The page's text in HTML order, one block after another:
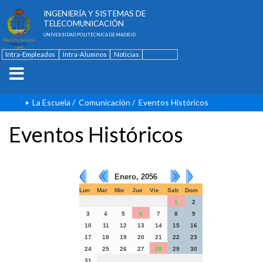
INGENIERÍA Y SISTEMAS DE
TELECOMUNICACIÓN
UNIVERSIDAD POLITÉCNICA DE MADRID
Intra-Empleados Intra-Alumnos
Noticias
La Escuela / Comunicación / Eventos Históricos
Eventos Históricos
Enero, 2056
Lun Mar Mie Jue Vie Sab
Dom
1
2
3
4 5 6 7 8
9
10
11 12 13 14 15
16
17
18 19 20 21 22
23
24
25 26 27 28 29
30
31